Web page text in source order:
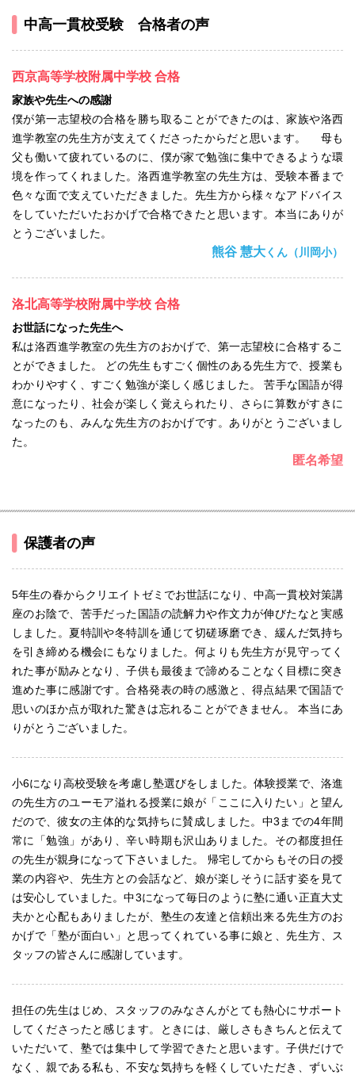
中高一貫校受験 合格者の声
西京高等学校附属中学校 合格
家族や先生への感謝
僕が第一志望校の合格を勝ち取ることができたのは、家族や洛西
進学教室の先生方が支えてくださったからだと思います。 母も
父も働いて疲れているのに、僕が家で勉強に集中できるような環
境を作ってくれました。洛西進学教室の先生方は、受験本番まで
色々な面で支えていただきました。先生方から様々なアドバイス
をしていただいたおかげで合格できたと思います。本当にありが
とうございました。
熊谷 慧大くん（川岡小）
洛北高等学校附属中学校 合格
お世話になった先生へ
私は洛西進学教室の先生方のおかげで、第一志望校に合格するこ
とができました。 どの先生もすごく個性のある先生方で、授業も
わかりやすく、すごく勉強が楽しく感じました。 苦手な国語が得
意になったり、社会が楽しく覚えられたり、さらに算数がすきに
なったのも、みんな先生方のおかげです。ありがとうございまし
た。
匿名希望
保護者の声
5年生の春からクリエイトゼミでお世話になり、中高一貫校対策講
座のお陰で、苦手だった国語の読解力や作文力が伸びたなと実感
しました。夏特訓や冬特訓を通じて切磋琢磨でき、緩んだ気持ち
を引き締める機会にもなりました。何よりも先生方が見守ってく
れた事が励みとなり、子供も最後まで諦めることなく目標に突き
進めた事に感謝です。合格発表の時の感激と、得点結果で国語で
思いのほか点が取れた驚きは忘れることができません。 本当にあ
りがとうございました。
小6になり高校受験を考慮し塾選びをしました。体験授業で、洛進
の先生方のユーモア溢れる授業に娘が「ここに入りたい」と望ん
だので、彼女の主体的な気持ちに賛成しました。中3までの4年間
常に「勉強」があり、辛い時期も沢山ありました。その都度担任
の先生が親身になって下さいました。 帰宅してからもその日の授
業の内容や、先生方との会話など、娘が楽しそうに話す姿を見て
は安心していました。中3になって毎日のように塾に通い正直大丈
夫かと心配もありましたが、塾生の友達と信頼出来る先生方のお
かげで「塾が面白い」と思ってくれている事に娘と、先生方、ス
タッフの皆さんに感謝しています。
担任の先生はじめ、スタッフのみなさんがとても熱心にサポート
してくださったと感じます。ときには、厳しさもきちんと伝えて
いただいて、塾では集中して学習できたと思います。子供だけで
なく、親である私も、不安な気持ちを軽くしていただき、ずいぶ